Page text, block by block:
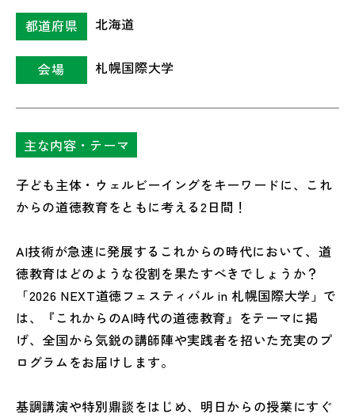
都道府県 北海道
会場 札幌国際大学
主な内容・テーマ
子ども主体・ウェルビーイングをキーワードに、これ
からの道徳教育をともに考える2日間！
AI技術が急速に発展するこれからの時代において、道
徳教育はどのような役割を果たすべきでしょうか？
「2026 NEXT道徳フェスティバル in 札幌国際大学」で
は、『これからのAI時代の道徳教育』をテーマに掲
げ、全国から気鋭の講師陣や実践者を招いた充実のプ
ログラムをお届けします。
基調講演や特別鼎談をはじめ、明日からの授業にすぐ